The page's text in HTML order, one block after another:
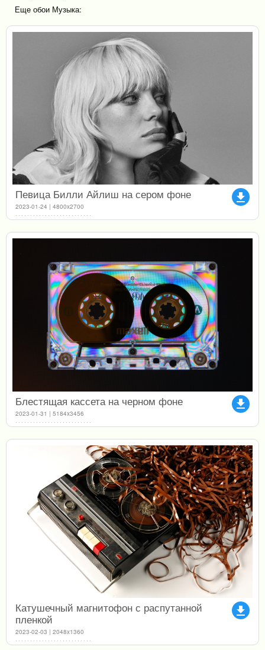
Еще обои Музыка:
file_download
Певица Билли Айлиш на сером фоне
2023-01-24 | 4800x2700
file_download
Блестящая кассета на черном фоне
2023-01-31 | 5184x3456
file_download
Катушечный магнитофон с распутанной
пленкой
2023-02-03 | 2048x1360